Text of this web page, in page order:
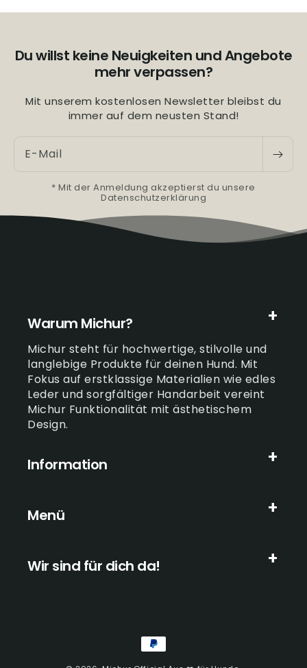
Du willst keine Neuigkeiten und Angebote
mehr verpassen?
Mit unserem kostenlosen Newsletter bleibst du
immer auf dem neusten Stand!
E-Mail
* Mit der Anmeldung akzeptierst du unsere
Datenschutzerklärung
Warum Michur?
Michur steht für hochwertige, stilvolle und
langlebige Produkte für deinen Hund. Mit
Fokus auf erstklassige Materialien wie edles
Leder und sorgfältiger Handarbeit vereint
Michur Funktionalität mit ästhetischem
Design.
Information
Menü
Wir sind für dich da!
Zahlungsmethoden